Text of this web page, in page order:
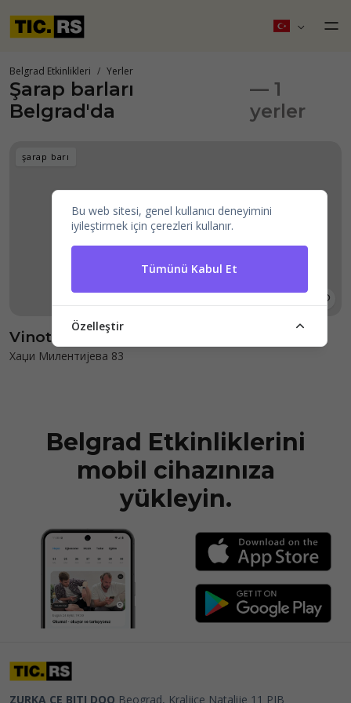
Belgrad Etkinlikleri Yerler
Şarap barları
Belgrad'da
— 1
yerler
şarap barı
Vinoteka Tipsy
Хаџи Милентијева 83
Belgrad Etkinliklerini
mobil cihazınıza
yükleyin.
ZURKA CE BITI DOO Beograd, Kraljice Natalije 11 PIB
Bu web sitesi, genel kullanıcı deneyimini
iyileştirmek için çerezleri kullanır.
Tümünü Kabul Et
Özelleştir